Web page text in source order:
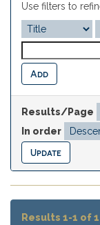
Use filters to
Results/Page
In order
Results 1-1 of